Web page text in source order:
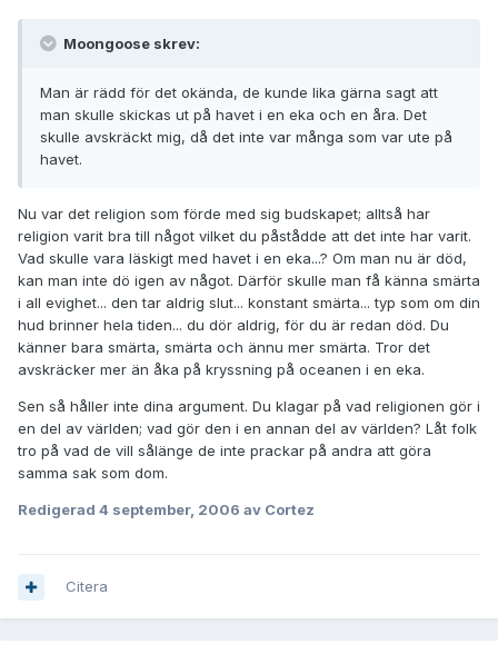
Moongoose skrev:
Man är rädd för det okända, de kunde lika gärna sagt att
man skulle skickas ut på havet i en eka och en åra. Det
skulle avskräckt mig, då det inte var många som var ute på
havet.
Nu var det religion som förde med sig budskapet; alltså har
religion varit bra till något vilket du påstådde att det inte har varit.
Vad skulle vara läskigt med havet i en eka...? Om man nu är död,
kan man inte dö igen av något. Därför skulle man få känna smärta
i all evighet... den tar aldrig slut... konstant smärta... typ som om din
hud brinner hela tiden... du dör aldrig, för du är redan död. Du
känner bara smärta, smärta och ännu mer smärta. Tror det
avskräcker mer än åka på kryssning på oceanen i en eka.
Sen så håller inte dina argument. Du klagar på vad religionen gör i
en del av världen; vad gör den i en annan del av världen? Låt folk
tro på vad de vill sålänge de inte prackar på andra att göra
samma sak som dom.
Redigerad 4 september, 2006 av Cortez
Citera